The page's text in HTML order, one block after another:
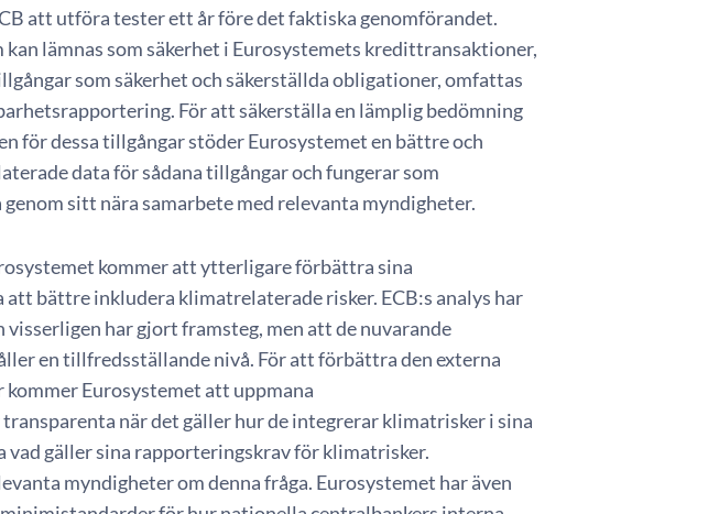
att utföra tester ett år före det faktiska genomförandet.
kan lämnas som säkerhet i Eurosystemets kredittransaktioner,
som säkerhet och säkerställda obligationer, omfattas
För att säkerställa en lämplig bedömning
för dessa tillgångar stöder Eurosystemet en bättre och
data för sådana tillgångar och fungerar som
sitt nära samarbete med relevanta myndigheter.
kommer att ytterligare förbättra sina
bättre inkludera klimatrelaterade risker. ECB:s analys har
har gjort framsteg, men att de nuvarande
en tillfredsställande nivå. För att förbättra den externa
Eurosystemet att uppmana
när det gäller hur de integrerar klimatrisker i sina
gäller sina rapporteringskrav för klimatrisker.
myndigheter om denna fråga. Eurosystemet har även